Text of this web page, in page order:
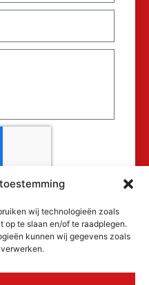
wij technologieën zoals
op te slaan en/of te raadplegen.
kunnen wij gegevens zoals